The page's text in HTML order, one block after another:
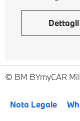
Dettagli
BM BYmyCAR
Nota Legale